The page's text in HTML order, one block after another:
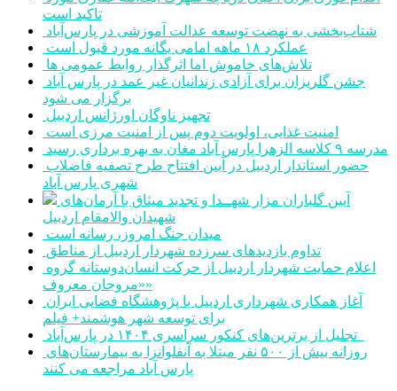
تاکید است
شتاب‌بخشی به نهضت توسعه عدالت آموزشی در پارس‌آباد
عملکرد ۱۸ ماهه امامی یگانه مورد قبول است
تلاش‌های خاموش اما اثرگذار روابط عمومی ها
برگزار می شود
تجهیز ناوگان اورژانس اردبیل
امنیت غذایی، اولویت دوم پس از امنیت مرزی است
مدرسه ۹ کلاسه الزهرا پارس آباد مغان به بهره برداری رسید
شهری پارس آباد
شهیدان والامقام اردبیل
میدان جنگ امروز، رسانه است
تداوم بازدیدهای سرزده شهردار اردبیل از مناطق
«مروجان معروف»
برای توسعه شهر هوشمند+ فیلم
پارس آباد مراجعه می کنند